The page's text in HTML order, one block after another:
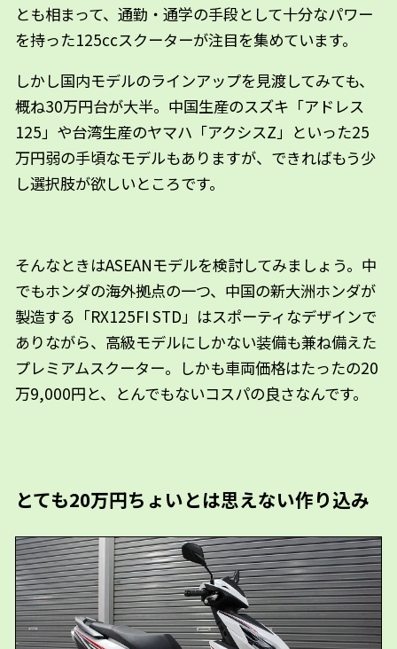
とも相まって、通勤・通学の手段として十分なパワー
を持った125ccスクーターが注目を集めています。
しかし国内モデルのラインアップを見渡してみても、
概ね30万円台が大半。中国生産のスズキ「アドレス
125」や台湾生産のヤマハ「アクシスZ」といった25
万円弱の手頃なモデルもありますが、できればもう少
し選択肢が欲しいところです。
そんなときはASEANモデルを検討してみましょう。中
でもホンダの海外拠点の一つ、中国の新大洲ホンダが
製造する「RX125FI STD」はスポーティなデザインで
ありながら、高級モデルにしかない装備も兼ね備えた
プレミアムスクーター。しかも車両価格はたったの20
万9,000円と、とんでもないコスパの良さなんです。
とても20万円ちょいとは思えない作り込み